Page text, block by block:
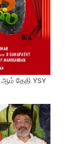
தேதி YSY